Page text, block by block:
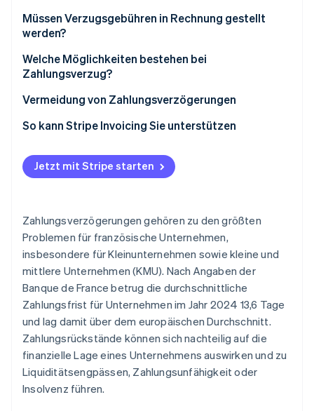
Müssen Verzugsgebühren in Rechnung gestellt
werden?
Welche Möglichkeiten bestehen bei
Zahlungsverzug?
Vermeidung von Zahlungsverzögerungen
So kann Stripe Invoicing Sie unterstützen
Jetzt mit Stripe starten
Zahlungsverzögerungen gehören zu den größten
Problemen für französische Unternehmen,
insbesondere für Kleinunternehmen sowie kleine und
mittlere Unternehmen (KMU). Nach Angaben der
Banque de France betrug die durchschnittliche
Zahlungsfrist für Unternehmen im Jahr 2024 13,6 Tage
und lag damit über dem europäischen Durchschnitt.
Zahlungsrückstände können sich nachteilig auf die
finanzielle Lage eines Unternehmens auswirken und zu
Liquiditätsengpässen, Zahlungsunfähigkeit oder
Insolvenz führen.